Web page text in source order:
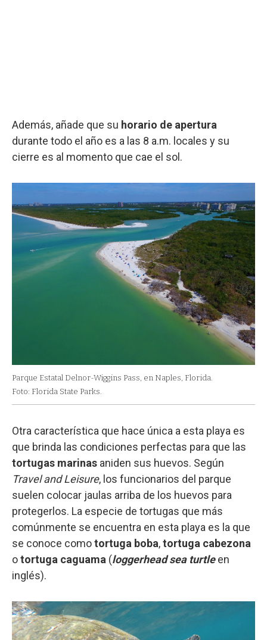
Además, añade que su horario de apertura
durante todo el año es a las 8 a.m. locales y su
cierre es al momento que cae el sol.
Parque Estatal Delnor-Wiggins Pass, en Naples, Florida.
Foto: Florida State Parks.
Otra característica que hace única a esta playa es
que brinda las condiciones perfectas para que las
tortugas marinas aniden sus huevos. Según
Travel and Leisure, los funcionarios del parque
suelen colocar jaulas arriba de los huevos para
protegerlos. La especie de tortugas que más
comúnmente se encuentra en esta playa es la que
se conoce comotortuga boba,tortuga cabezona
otortuga caguama (loggerhead sea turtleen
inglés).